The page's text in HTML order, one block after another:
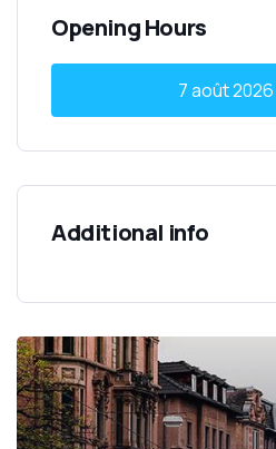
Opening Hours
7 août 2026
Additional info